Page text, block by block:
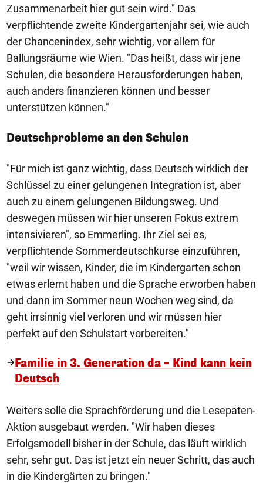
Zusammenarbeit hier gut sein wird." Das
verpflichtende zweite Kindergartenjahr sei, wie auch
der Chancenindex, sehr wichtig, vor allem für
Ballungsräume wie Wien. "Das heißt, dass wir jene
Schulen, die besondere Herausforderungen haben,
auch anders finanzieren können und besser
unterstützen können."
Deutschprobleme an den Schulen
"Für mich ist ganz wichtig, dass Deutsch wirklich der
Schlüssel zu einer gelungenen Integration ist, aber
auch zu einem gelungenen Bildungsweg. Und
deswegen müssen wir hier unseren Fokus extrem
intensivieren", so Emmerling. Ihr Ziel sei es,
verpflichtende Sommerdeutschkurse einzuführen,
"weil wir wissen, Kinder, die im Kindergarten schon
etwas erlernt haben und die Sprache erworben haben
und dann im Sommer neun Wochen weg sind, da
geht irrsinnig viel verloren und wir müssen hier
perfekt auf den Schulstart vorbereiten."
Familie in 3. Generation da – Kind kann kein
Deutsch
Weiters solle die Sprachförderung und die Lesepaten-
Aktion ausgebaut werden. "Wir haben dieses
Erfolgsmodell bisher in der Schule, das läuft wirklich
sehr, sehr gut. Das ist jetzt ein neuer Schritt, das auch
in die Kindergärten zu bringen."